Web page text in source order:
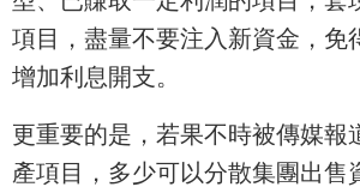
項目，盡量不要注入新資金，免
增加利息開支。
更重要的是，若果不時被傳媒報
產項目，多少可以分散集團出售